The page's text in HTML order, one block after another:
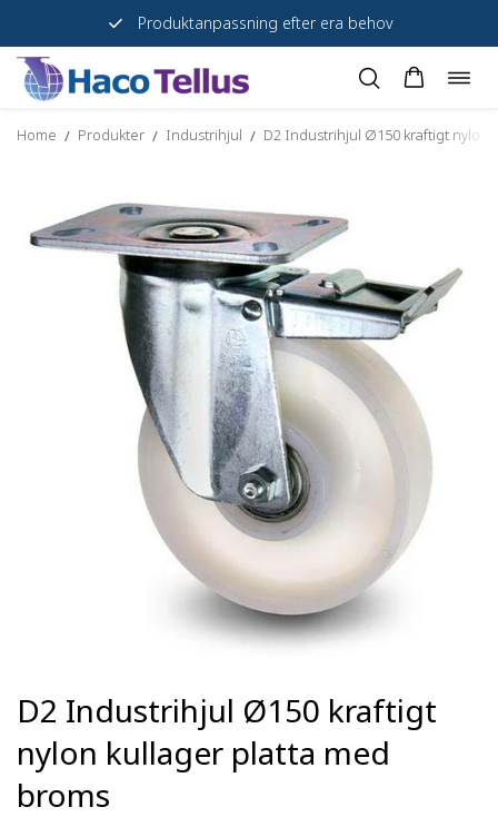
Trygga köp sedan 1947
Skip
content
Home / Produkter / Industrihjul / D2 Industrihjul Ø150 kraftigt nylon
D2 Industrihjul Ø150 kraftigt
nylon kullager platta med
broms